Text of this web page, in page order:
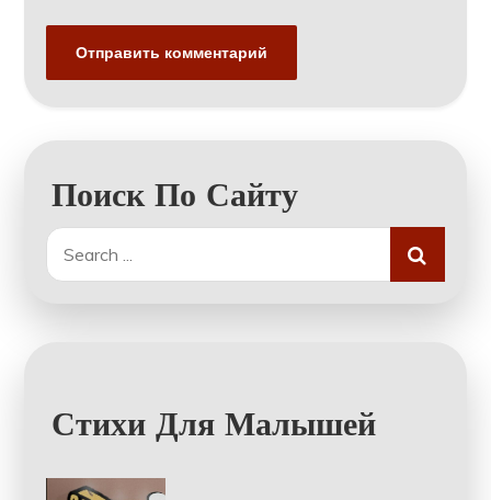
Поиск По Сайту
Search
for:
Стихи Для Малышей